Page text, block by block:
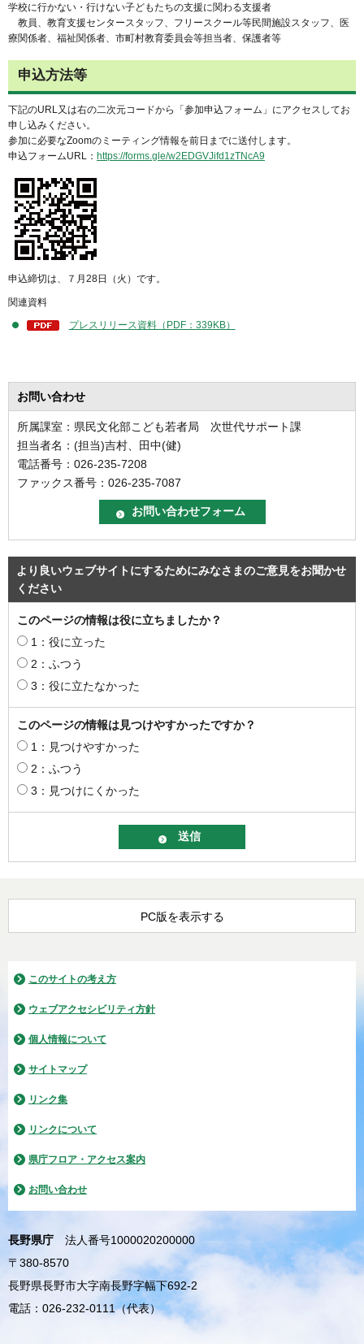
学校に行かない・行けない子どもたちの支援に関わる支援者
教員、教育支援センタースタッフ、フリースクール等民間施設スタッフ、医
療関係者、福祉関係者、市町村教育委員会等担当者、保護者等
申込方法等
下記のURL又は右の二次元コードから「参加申込フォーム」にアクセスしてお
申し込みください。
参加に必要なZoomのミーティング情報を前日までに送付します。
申込フォームURL： https://forms.gle/w2EDGVJifd1zTNcA9
申込締切は、７月28日（火）です。
関連資料
プレスリリース資料（PDF：339KB）
お問い合わせ
所属課室：県民文化部こども若者局 次世代サポート課
担当者名：(担当)吉村、田中(健)
電話番号：026-235-7208
ファックス番号：026-235-7087
より良いウェブサイトにするためにみなさまのご意見をお聞かせ
ください
このページの情報は役に立ちましたか？
1：役に立った
2：ふつう
3：役に立たなかった
このページの情報は見つけやすかったですか？
1：見つけやすかった
2：ふつう
3：見つけにくかった
PC版を表示する
このサイトの考え方
ウェブアクセシビリティ方針
個人情報について
サイトマップ
リンク集
リンクについて
県庁フロア・アクセス案内
お問い合わせ
長野県庁
法人番号1000020200000
〒380-8570
長野県長野市大字南長野字幅下692-2
電話：026-232-0111（代表）